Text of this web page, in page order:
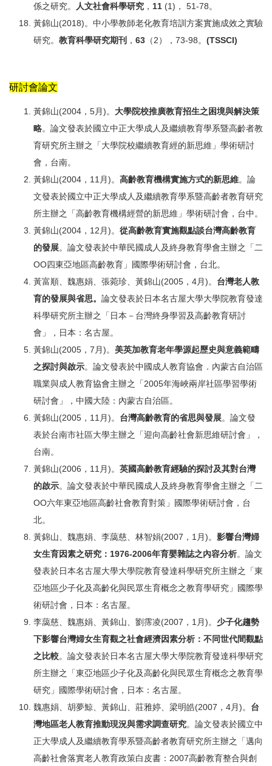
係之研究。
人文社會科學研究 ， 11 (1)， 51-78。
黃錦山(2018)。中小學教師老化教育培訓方案實施成效之實驗
研究。 教育科學研究期刊 ， 63 （2），73-98。 (TSSCI)
研討會論文
黃錦山(2004，5月)。 大學院校推廣教育招生之困境與解決策
略。論文發表於國立中正大學成人及繼續教育學系暨高齡者教
育研究所主辦之「大學院校繼續教育經的新思維」學術研討
會，台南。
黃錦山(2004，11月)。 高齡教育機構實施方式的新思維。論
文發表於國立中正大學成人及繼續教育學系暨高齡者教育研究
所主辦之「高齡教育機構經營的新思維」學術研討會，台中。
黃錦山(2004，12月)。 從高齡教育實施觀點談台灣高齡教育
的發展。論文發表於中華民國成人及終身教育學會主辦之「二
OO四東亞地區高齡教育」國際學術研討會，台北。
黃富順、魏惠娟、張菀珍、黃錦山(2005，4月)。 台灣老人教
育的發展與省思。 論文發表於日本名古屋大學大學院教育發達
科學研究所主辦之「日本－台灣終身學習及高齡教育研討
會」，日本：名古屋。
黃錦山(2005，7月)。 美英加教育老年學源起歷史與意義範疇
之探討與啟示。論文發表於中國成人教育協會．內蒙古自治區
職業與成人教育協會主辦之「2005年海峽兩岸社區學習學術
研討會」，中國大陸：內蒙古自治區。
黃錦山(2005，11月)。 台灣高齡教育的省思與發展。論文發
表於台南市社區大學主辦之「迎向高齡社會新思維研討會」，
台南。
黃錦山(2006，11月)。 英國高齡教育經驗的探討及其對台灣
的啟示。論文發表於中華民國成人及終身教育學會主辦之「二
OO六年東亞地區高齡社會教育對策」國際學術研討會，台
北。
黃錦山、魏惠娟、李藹慈、林智娟(2007，1月)。 影響台灣婦
女生育因素之研究： 1976-2006年育嬰雜誌之內容分析。論文
發表於日本名古屋大學大學院教育發達科學研究所主辦之「東
亞地區少子化及高齡化與民眾生育概念之教育學研究」國際學
術研討會，日本：名古屋。
李藹慈、魏惠娟、黃錦山、劉霈凌(2007，1月)。 少子化趨勢
下影響台灣婦女生育觀之社會經濟因素分析：不同世代間觀點
之比較。論文發表於日本名古屋大學大學院教育發達科學研究
所主辦之「東亞地區少子化及高齡化與民眾生育概念之教育學
研究」國際學術研討會，日本：名古屋。
魏惠娟、胡夢鯨、黃錦山、莊雅婷、梁明皓(2007，4月)。 台
灣地區老人教育推動現況與需求調查研究。論文發表於國立中
正大學成人及繼續教育學系暨高齡者教育研究所主辦之「邁向
高齡社會落實老人教育政策白皮書：2007高齡教育整合與創